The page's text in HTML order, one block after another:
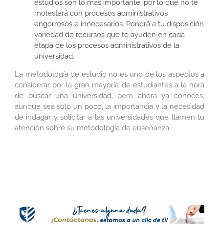
estudios son lo más importante, por lo que no te
molestará con procesos administrativos
engorrosos e innecesarios. Pondrá a tu disposición
variedad de recursos que te ayuden en cada
etapa de los procesos administrativos de la
universidad.
La metodología de estudio no es uno de los aspectos a
considerar por la gran mayoría de estudiantes a la hora
de buscar una universidad, pero ahora ya conoces,
aunque sea solo un poco, la importancia y la necesidad
de indagar y solicitar a las universidades que llamen tu
atención sobre su metodología de enseñanza.